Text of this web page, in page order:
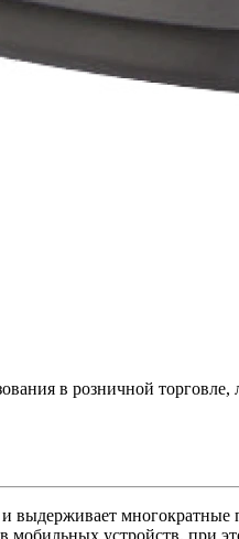
в розничной
выдерживает
мобильных устройств, при